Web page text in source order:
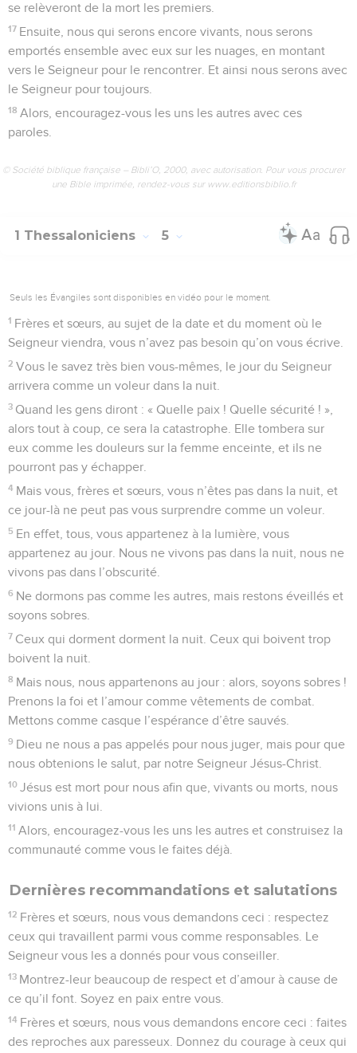
se relèveront de la mort les premiers.
17 Ensuite, nous qui serons encore vivants, nous serons
emportés ensemble avec eux sur les nuages, en montant
vers le Seigneur pour le rencontrer. Et ainsi nous serons avec
le Seigneur pour toujours.
18 Alors, encouragez-vous les uns les autres avec ces
paroles.
© Société biblique française – Bibli’O, 2000, avec autorisation. Pour vous procurer
une Bible imprimée, rendez-vous sur www.editionsbiblio.fr
1 Thessaloniciens 5
Seuls les Évangiles sont disponibles en vidéo pour le moment.
1 Frères et sœurs, au sujet de la date et du moment où le
Seigneur viendra, vous n’avez pas besoin qu’on vous écrive.
2 Vous le savez très bien vous-mêmes, le jour du Seigneur
arrivera comme un voleur dans la nuit.
3 Quand les gens diront : « Quelle paix ! Quelle sécurité ! »,
alors tout à coup, ce sera la catastrophe. Elle tombera sur
eux comme les douleurs sur la femme enceinte, et ils ne
pourront pas y échapper.
4 Mais vous, frères et sœurs, vous n’êtes pas dans la nuit, et
ce jour-là ne peut pas vous surprendre comme un voleur.
5 En effet, tous, vous appartenez à la lumière, vous
appartenez au jour. Nous ne vivons pas dans la nuit, nous ne
vivons pas dans l’obscurité.
6 Ne dormons pas comme les autres, mais restons éveillés et
soyons sobres.
7 Ceux qui dorment dorment la nuit. Ceux qui boivent trop
boivent la nuit.
8 Mais nous, nous appartenons au jour : alors, soyons sobres !
Prenons la foi et l’amour comme vêtements de combat.
Mettons comme casque l’espérance d’être sauvés.
9 Dieu ne nous a pas appelés pour nous juger, mais pour que
nous obtenions le salut, par notre Seigneur Jésus-Christ.
10 Jésus est mort pour nous afin que, vivants ou morts, nous
vivions unis à lui.
11 Alors, encouragez-vous les uns les autres et construisez la
communauté comme vous le faites déjà.
Dernières recommandations et salutations
12 Frères et sœurs, nous vous demandons ceci : respectez
ceux qui travaillent parmi vous comme responsables. Le
Seigneur vous les a donnés pour vous conseiller.
13 Montrez-leur beaucoup de respect et d’amour à cause de
ce qu’il font. Soyez en paix entre vous.
14 Frères et sœurs, nous vous demandons encore ceci : faites
des reproches aux paresseux. Donnez du courage à ceux qui